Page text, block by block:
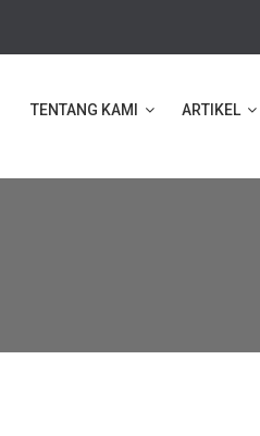
TENTANG KAMI ARTIKEL